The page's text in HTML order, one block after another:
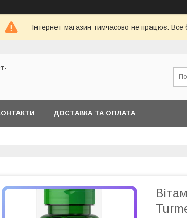
Інтернет-магазин тимчасово не працює. Все
ДОСТАВКА ТА ОПЛАТА